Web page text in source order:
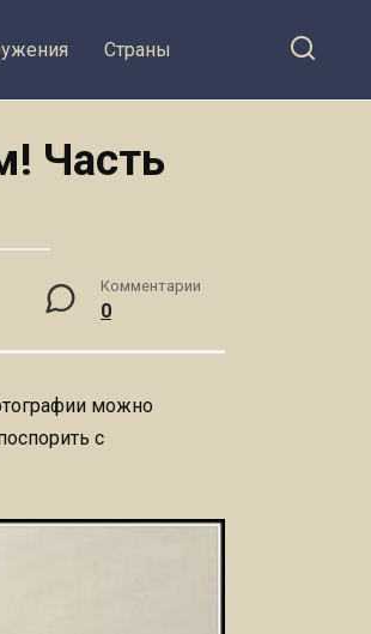
Страны
Часть
Комментарии
0
можно
с